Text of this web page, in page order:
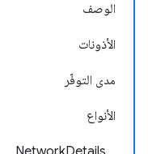
الوصف
الأذونات
مدى التوفّر
الأنواع